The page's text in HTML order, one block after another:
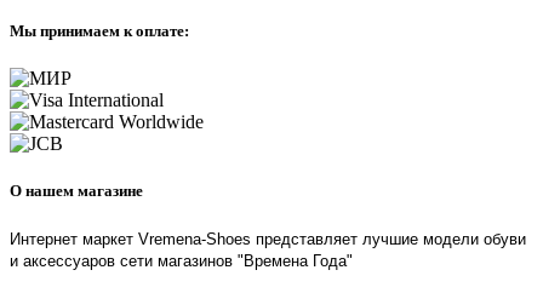
Мы принимаем к оплате:
О нашем магазине
Интернет маркет Vremena-Shoes представляет лучшие модели обуви
и аксессуаров сети магазинов "Времена Года"